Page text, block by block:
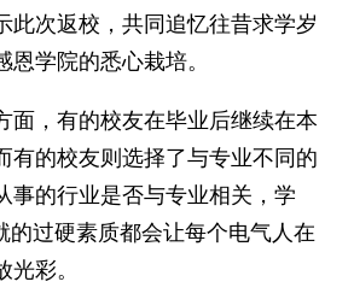
此次返校，共同追忆往昔求学岁
恩学院的悉心栽培。
面，有的校友在毕业后继续在本
有的校友则选择了与专业不同的
事的行业是否与专业相关，学
的过硬素质都会让每个电气人在
光彩。